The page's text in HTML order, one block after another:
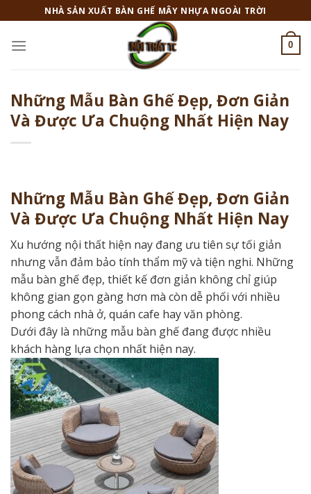
to
content
NHÀ SẢN XUẤT BÀN GHẾ MÂY NHỰA NGOÀI TRỜI
0
Những Mẫu Bàn Ghế Đẹp, Đơn Giản
Và Được Ưa Chuộng Nhất Hiện Nay
Những Mẫu Bàn Ghế Đẹp, Đơn Giản
Và Được Ưa Chuộng Nhất Hiện Nay
Xu hướng nội thất hiện nay đang ưu tiên sự tối giản
nhưng vẫn đảm bảo tính thẩm mỹ và tiện nghi. Những
mẫu bàn ghế đẹp, thiết kế đơn giản không chỉ giúp
không gian gọn gàng hơn mà còn dễ phối với nhiều
phong cách nhà ở, quán cafe hay văn phòng.
Dưới đây là những mẫu bàn ghế đang được nhiều
khách hàng lựa chọn nhất hiện nay.